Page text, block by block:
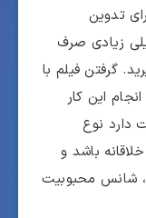
تدوین
زیادی صرف
گرفتن فیلم با
این کار
دارد نوع
باشد و
شانس محبوبیت